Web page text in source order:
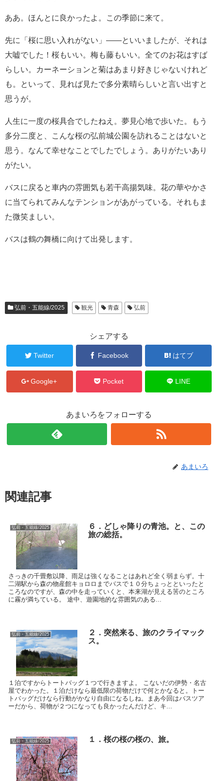
ああ。ほんとに良かったよ。この季節に来て。
先に「桜に思い入れがない」――といいましたが、それは
大嘘でした！桜もいい。梅も藤もいい。全てのお花はすば
らしい。カーネーションと菊はあまり好きじゃないけれど
も。といって、見れば見たで多分素晴らしいと言い出すと
思うが。
人生に一度の桜具合でしたねえ。夢見心地で歩いた。もう
多分二度と、こんな桜の弘前城公園を訪れることはないと
思う。なんて幸せなことでしたでしょう。ありがたいあり
がたい。
バスに戻ると車内の雰囲気も若干高揚気味。花の華やかさ
に当てられてみんなテンションがあがっている。それもま
た微笑ましい。
バスは鶴の舞橋に向けて出発します。
弘前・五能線/2025 観光 青森 弘前
シェアする
Twitter Facebook はてブ
Google+ Pocket LINE
あまいろをフォローする
あまいろ
関連記事
弘前・五能線/2025
６．どしゃ降りの青池。と、この
旅の総括。
さっきの千畳敷以降、雨足は強くなることはあれど全く弱まらず。十
二湖駅から森の物産館キョロロまでバスで１０分ちょっとといったと
ころなのですが、森の中を走っていくと、本来湖が見える筈のところ
に霧が満ちている。 途中、遊園地的な雰囲気のある...
弘前・五能線/2025
２．突然来る、旅のクライマック
ス。
１泊ですからトートバッグ１つで行きますよ。 こないだの伊勢・名古
屋でわかった。１泊だけなら最低限の荷物だけで何とかなると。トー
トバッグだけなら行動がかなり自由になるしね。まあ今回はバスツア
ーだから、荷物が２つになっても良かったんだけど、キ...
弘前・五能線/2025 １．桜の桜の桜の、旅。